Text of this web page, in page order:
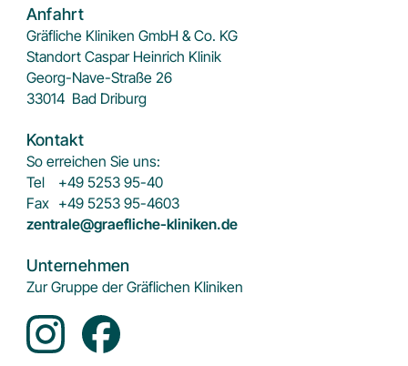
Anfahrt
Gräfliche Kliniken GmbH & Co. KG
Standort Caspar Heinrich Klinik
Georg-Nave-Straße 26
33014 Bad Driburg
Kontakt
So erreichen Sie uns:
Tel
+49 5253 95-40
Fax
+49 5253 95-4603
zentrale@graefliche-kliniken.de
Unternehmen
Zur Gruppe der Gräflichen Kliniken